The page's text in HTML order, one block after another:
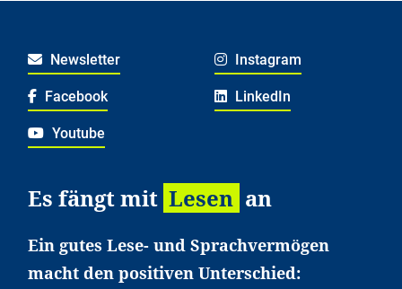
Newsletter Instagram
Facebook LinkedIn
Youtube
Es fängt mit Lesen an
Ein gutes Lese- und Sprachvermögen
macht den positiven Unterschied: